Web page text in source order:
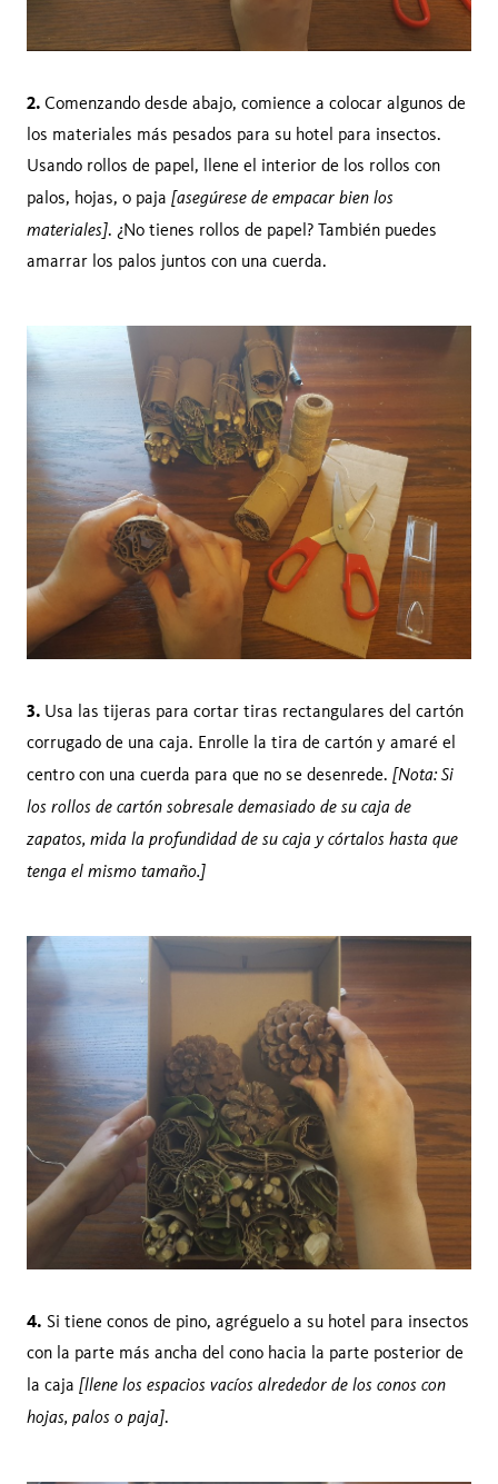
2. Comenzando desde abajo, comience a colocar algunos de
los materiales más pesados ​​para su hotel para insectos.
Usando rollos de papel, llene el interior de los rollos con
palos, hojas, o paja [asegúrese de empacar bien los
materiales]. ¿No tienes rollos de papel? También puedes
amarrar los palos juntos con una cuerda.
3. Usa las tijeras para cortar tiras rectangulares del cartón
corrugado de una caja. Enrolle la tira de cartón y amaré el
centro con una cuerda para que no se desenrede. [Nota: Si
los rollos de cartón sobresale demasiado de su caja de
zapatos, mida la profundidad de su caja y córtalos hasta que
tenga el mismo tamaño.]
4. Si tiene conos de pino, agréguelo a su hotel para insectos
con la parte más ancha del cono hacia la parte posterior de
la caja [llene los espacios vacíos alrededor de los conos con
hojas, palos o paja].